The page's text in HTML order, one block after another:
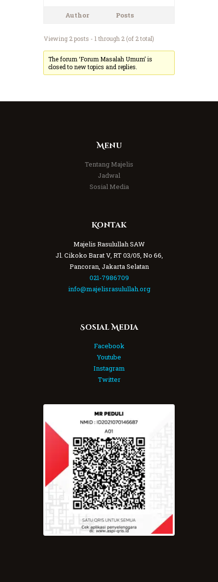
Author Posts
Viewing 2 posts - 1 through 2 (of 2 total)
The forum ‘Forum Masalah Umum’ is
closed to new topics and replies.
Menu
Tentang Majelis
Jadwal
Sosial Media
Kontak
Majelis Rasulullah SAW
Jl. Cikoko Barat V, RT 03/05, No 66,
Pancoran, Jakarta Selatan
021-7986709
info@majelisrasulullah.org
Sosial Media
Facebook
Youtube
Instagram
Twitter